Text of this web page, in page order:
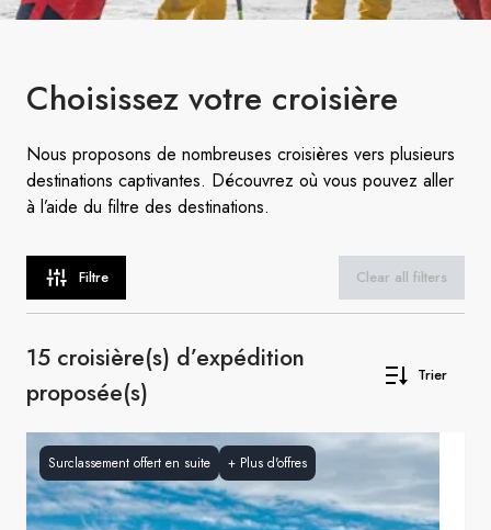
Choisissez votre croisière
Nous proposons de nombreuses croisières vers plusieurs
destinations captivantes. Découvrez où vous pouvez aller
à l’aide du filtre des destinations.
Filtre Clear all filters
15 croisière(s) d’expédition
proposée(s)
Trier
Surclassement offert en suite + Plus d'offres